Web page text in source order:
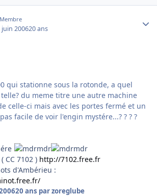
Membre
juin 200620 ans
qui stationne sous la rotonde, a quel
du meme titre une autre machine
celle-ci mais avec les portes fermé et un
facile de voir l'engin mystére...? ? ? ?
CC 7102 ) http://7102.free.fr
d'Ambérieu :
20 ans par zoreglube